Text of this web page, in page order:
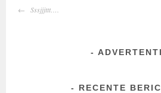
Sssjjjttt….
RECENTE